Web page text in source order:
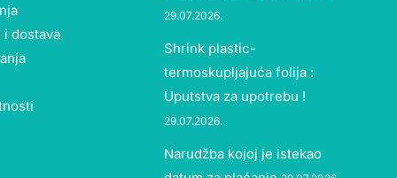
i dostava
29.07.2026.
Shrink plastic-
termoskupljajuća folija :
Uputstva za upotrebu !
29.07.2026.
Narudžba kojoj je istekao